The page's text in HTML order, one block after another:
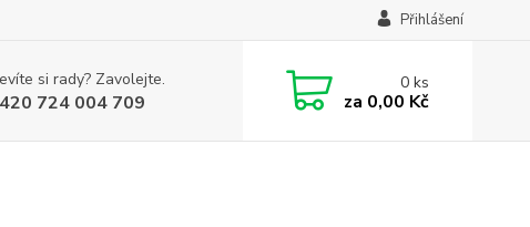
Přihlášení
si rady? Zavolejte.
724 004 709
0ks
za 0,00 Kč